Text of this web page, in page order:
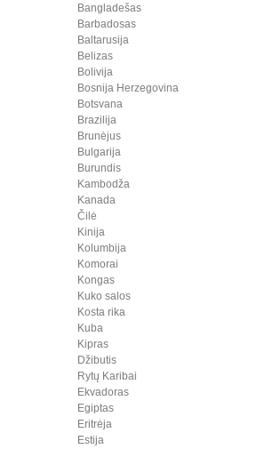
Bangladešas
Barbadosas
Baltarusija
Belizas
Bolivija
Bosnija Herzegovina
Botsvana
Brazilija
Brunėjus
Bulgarija
Burundis
Kambodža
Kanada
Čilė
Kinija
Kolumbija
Komorai
Kongas
Kuko salos
Kosta rika
Kuba
Kipras
Džibutis
Rytų Karibai
Ekvadoras
Egiptas
Eritrėja
Estija